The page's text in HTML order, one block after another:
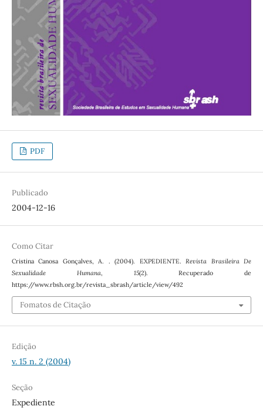
PDF
Publicado
2004-12-16
Como Citar
Cristina Canosa Gonçalves, A. . (2004). EXPEDIENTE. Revista Brasileira De
Sexualidade Humana, 15(2). Recuperado de
https://www.rbsh.org.br/revista_sbrash/article/view/492
Fomatos de Citação
Edição
v. 15 n. 2 (2004)
Seção
Expediente